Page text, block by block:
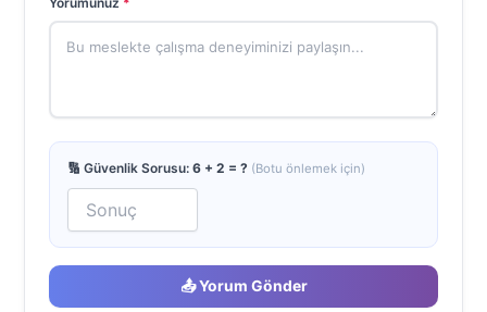
🔢 Güvenlik Sorusu: 6 + 2 = ? (Botu önlemek için)
📤 Yorum Gönder